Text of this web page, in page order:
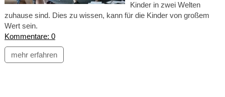
Kinder in zwei Welten
zuhause sind. Dies zu wissen, kann für die Kinder von großem
Wert sein.
Kommentare: 0
mehr erfahren